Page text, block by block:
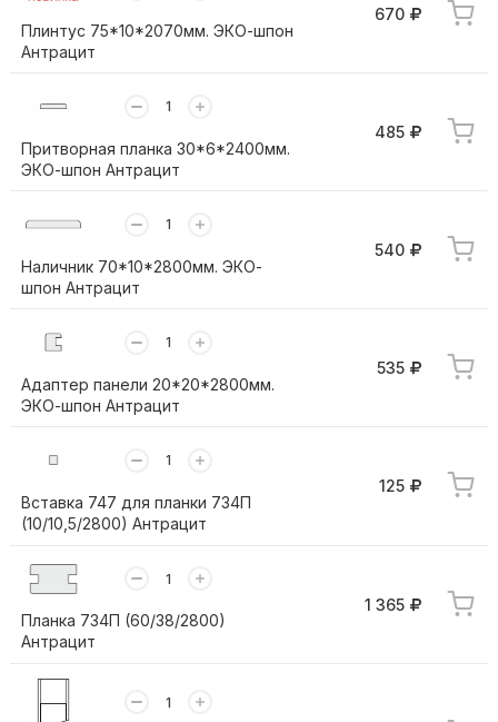
Плинтус 75*10*2070мм. ЭКО-шпон
Антрацит
670
Притворная планка 30*6*2400мм.
ЭКО-шпон Антрацит
485
Наличник 70*10*2800мм. ЭКО-
шпон Антрацит
540
Адаптер панели 20*20*2800мм.
ЭКО-шпон Антрацит
535
Вставка 747 для планки 734П
(10/10,5/2800) Антрацит
125
Планка 734П (60/38/2800)
Антрацит
1 365